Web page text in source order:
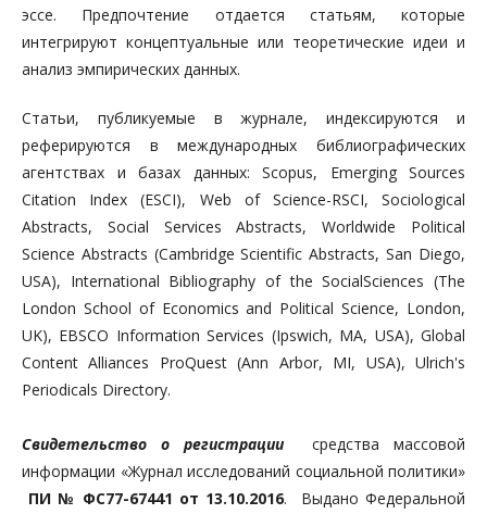
эссе. Предпочтение отдается статьям, которые
интегрируют концептуальные или теоретические идеи и
анализ эмпирических данных.
Статьи, публикуемые в журнале, индексируются и
реферируются в международных библиографических
агентствах и базах данных: Scopus, Emerging Sources
Citation Index (ESCI), Web of Science-RSCI, Sociological
Abstracts, Social Services Abstracts, Worldwide Political
Science Abstracts (Cambridge Scientific Abstracts, San Diego,
USA), International Bibliography of the SocialSciences (The
London School of Economics and Political Science, London,
UK), EBSCO Information Services (Ipswich, MA, USA), Global
Content Alliances ProQuest (Ann Arbor, MI, USA), Ulrich's
Periodicals Directory.
Свидетельство о регистрациисредства массовой
информации «Журнал исследований социальной политики»
ПИ № ФС77-67441 от 13.10.2016. Выдано Федеральной